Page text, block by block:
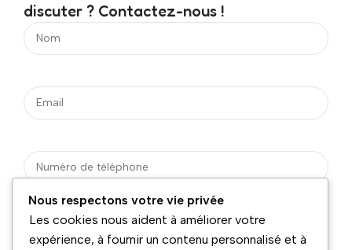
discuter ? Contactez-nous !
Nous respectons votre vie privée
Les cookies nous aident à améliorer votre
expérience, à fournir un contenu personnalisé et à